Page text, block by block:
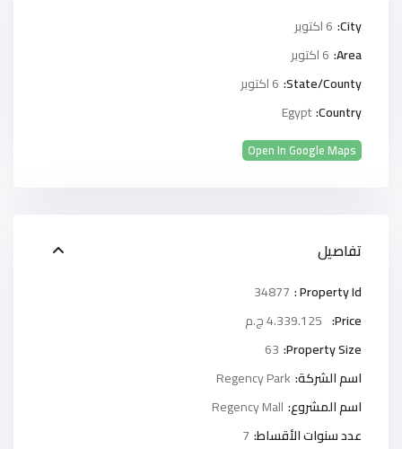
City: 6 اكتوبر
Area: 6 اكتوبر
State/County: 6 اكتوبر
Country:
Egypt
Open In Google Maps
تفاصيل
Property Id :
34877
Price:
Property Size:
63
اسم الشركة: Regency Park
اسم المشروع: Regency Mall
عدد سنوات الأقساط: 7